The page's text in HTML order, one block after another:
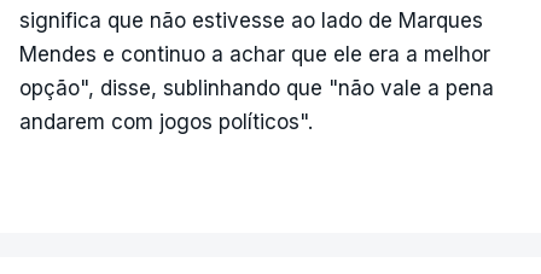
significa que não estivesse ao lado de Marques
Mendes e continuo a achar que ele era a melhor
opção", disse, sublinhando que "não vale a pena
andarem com jogos políticos".